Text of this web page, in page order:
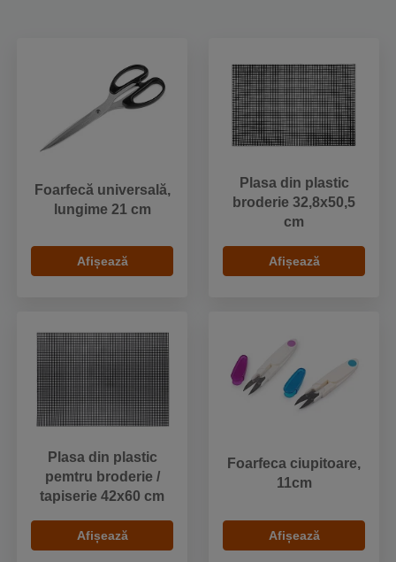
Foarfecă universală,
lungime 21 cm
Afișează
Plasa din plastic
broderie 32,8x50,5
cm
Afișează
Plasa din plastic
pemtru broderie /
tapiserie 42x60 cm
Afișează
Foarfeca ciupitoare,
11cm
Afișează